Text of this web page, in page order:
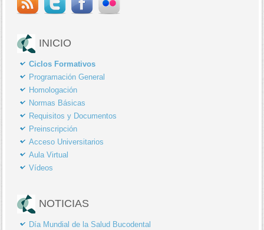
INICIO
Ciclos Formativos
Programación General
Homologación
Normas Básicas
Requisitos y Documentos
Preinscripción
Acceso Universitarios
Aula Virtual
Vídeos
NOTICIAS
Día Mundial de la Salud Bucodental